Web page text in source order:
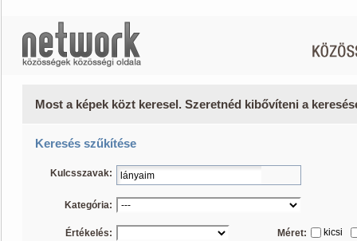
Most a képek közt keresel. Szeretnéd kibővíteni a
Keresés szűkítése
Kulcsszavak:
Kategória:
Értékelés: Méret: kicsi